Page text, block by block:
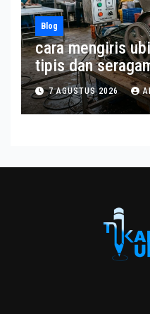
Blog
cara mengiris
tipis dan
7 AGUSTUS 2026